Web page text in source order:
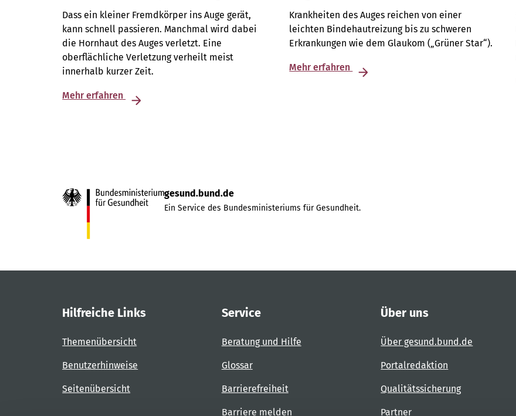
Dass ein kleiner Fremdkörper ins Auge gerät,
kann schnell passieren. Manchmal wird dabei
die Hornhaut des Auges verletzt. Eine
oberflächliche Verletzung verheilt meist
innerhalb kurzer Zeit.
Mehr erfahren
Krankheiten des Auges reichen von einer
leichten Bindehautreizung bis zu schweren
Erkrankungen wie dem Glaukom („Grüner Star“).
Mehr erfahren
gesund.bund.de
Ein Service des Bundesministeriums für Gesundheit.
Hilfreiche Links
Themenübersicht
Benutzerhinweise
Seitenübersicht
Service
Beratung und Hilfe
Glossar
Barrierefreiheit
Barriere melden
Über uns
Über gesund.bund.de
Portalredaktion
Qualitätssicherung
Partner